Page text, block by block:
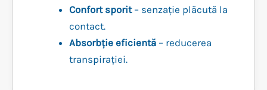
Confort sporit– senzație plăcută la
contact.
Absorbție eficientă – reducerea
transpirației.